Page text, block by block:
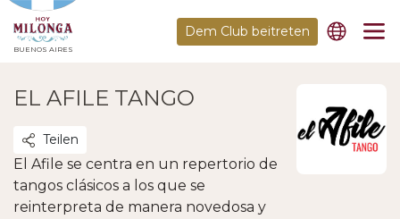
BUENOS AIRES
Dem Club beitreten
EL AFILE TANGO
Teilen
El Afile se centra en un repertorio de
tangos clásicos a los que se
reinterpreta de manera novedosa y